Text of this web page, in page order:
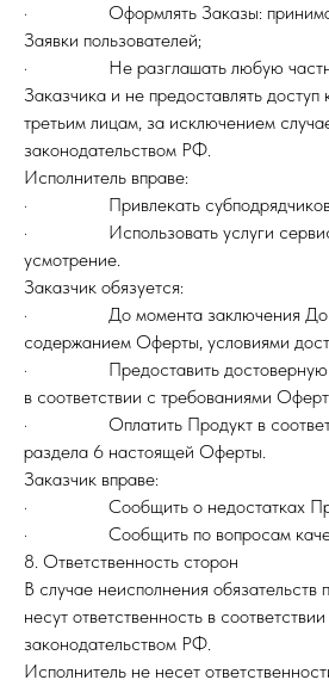
· Оформлять Заказы:
Заявки пользователей;
· Не разглашать любую
Заказчика и не предоставлять
третьим лицам, за исключением
законодательством РФ.
Исполнитель вправе:
· Привлекать
· Использовать услуги
усмотрение.
Заказчик обязуется:
· До момента заключения
содержанием Оферты, условиями
· Предоставить достоверную и
в соответствии с требованиями
· Оплатить Продукт в
раздела 6 настоящей Оферты.
Заказчик вправе:
· Сообщить о недостатках
· Сообщить по вопросам
8. Ответственность сторон
В случае неисполнения
несут ответственность в
законодательством РФ.
Исполнитель не несет